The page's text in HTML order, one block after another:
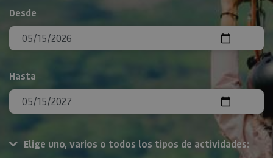
Desde
Hasta
Elige uno, varios o todos los tipos de actividades: